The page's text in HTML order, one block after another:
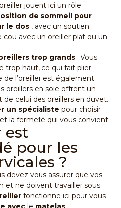
jouent ici un rôle
de sommeil pour
le dos , avec un soutien
avec un oreiller plat ou un
trop grands . Vous
trop haut, ce qui fait plier
l’oreiller est également
oreillers en soie offrent un
celui des oreillers en duvet.
un spécialiste pour choisir
la fermeté qui vous convient.
est
pour les
?
devez vous assurer que vos
et ne doivent travailler sous
fonctionne ici pour vous
avec le matelas .